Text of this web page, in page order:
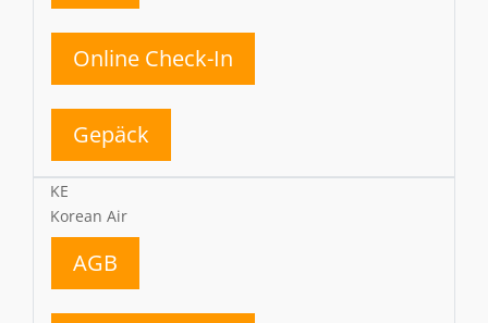
Online Check-In
Gepäck
KE
Korean Air
AGB